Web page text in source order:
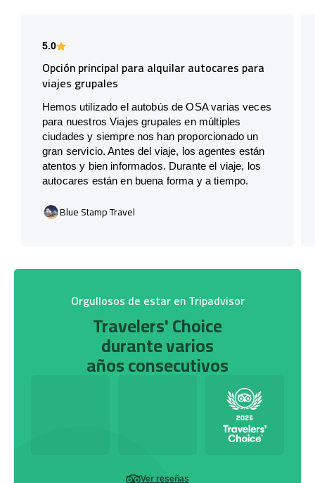
5.0
Opción principal para alquilar autocares para
viajes grupales
Hemos utilizado el autobús de OSA varias veces
para nuestros Viajes grupales en múltiples
ciudades y siempre nos han proporcionado un
gran servicio. Antes del viaje, los agentes están
atentos y bien informados. Durante el viaje, los
autocares están en buena forma y a tiempo.
Blue Stamp Travel
Orgullosos de estar en Tripadvisor
Travelers' Choice
durante varios
años consecutivos
Ver reseñas